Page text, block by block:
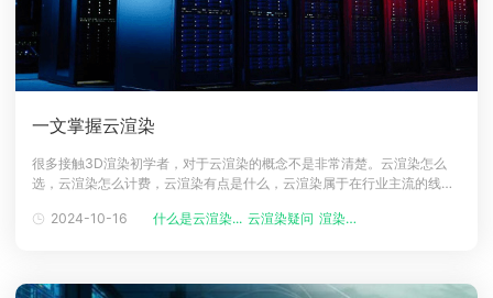
一文掌握云渲染
很多接触3D渲染初学者，对于云渲染的概念不是非常清楚。云渲染怎么
选，云渲染怎么计费，云渲染有点是什么，云渲染属于在行业主流的线上
不是很清楚，针对这些问题，小编利用最简单的话语来帮助大家属性云渲
2024-10-16 什么是云渲染... 云渲染疑问 渲染技巧